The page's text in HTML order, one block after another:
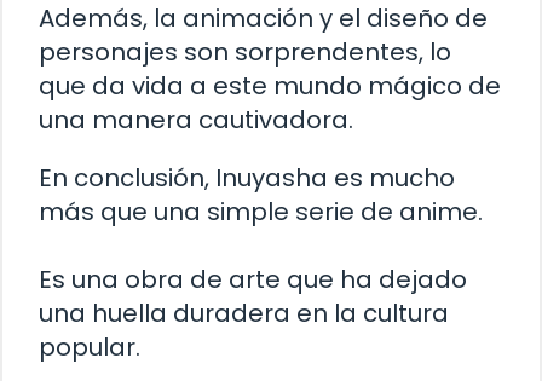
Además, la animación y el diseño de
personajes son sorprendentes, lo
que da vida a este mundo mágico de
una manera cautivadora.
En conclusión, Inuyasha es mucho
más que una simple serie de anime.
Es una obra de arte que ha dejado
una huella duradera en la cultura
popular.